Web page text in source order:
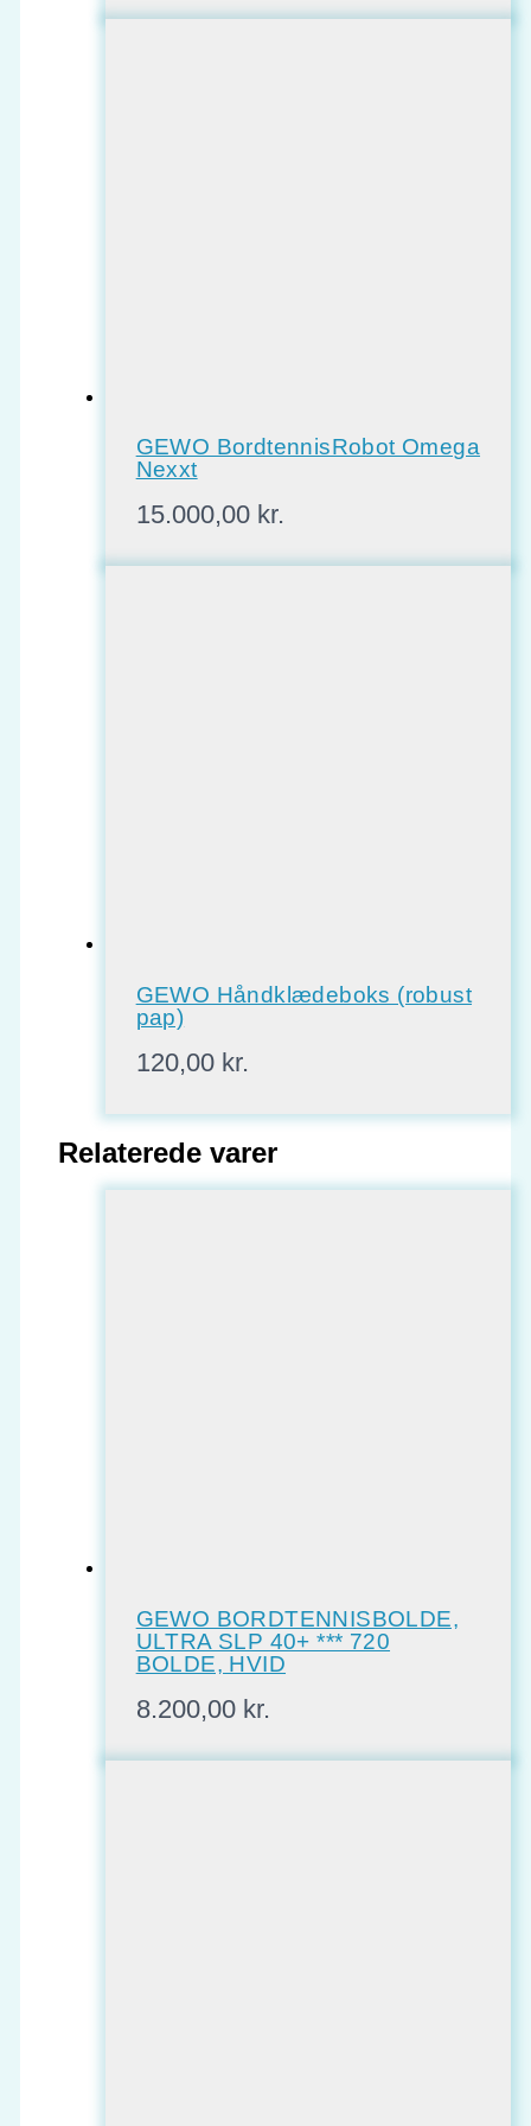
GEWO BordtennisRobot Omega
Nexxt
15.000,00 kr.
GEWO Håndklædeboks (robust
pap)
120,00 kr.
Relaterede varer
GEWO BORDTENNISBOLDE,
ULTRA SLP 40+ *** 720
BOLDE, HVID
8.200,00 kr.